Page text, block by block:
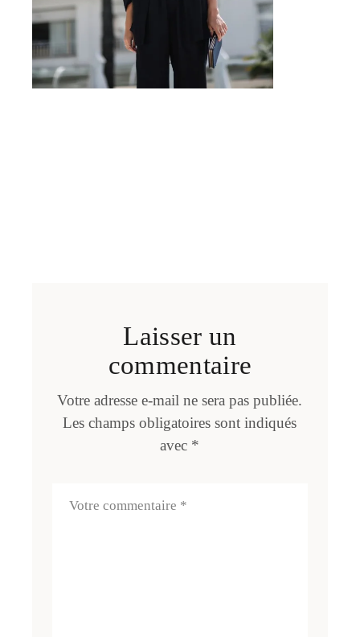
Laisser un
commentaire
Votre adresse e-mail ne sera pas publiée.
Les champs obligatoires sont indiqués
avec *